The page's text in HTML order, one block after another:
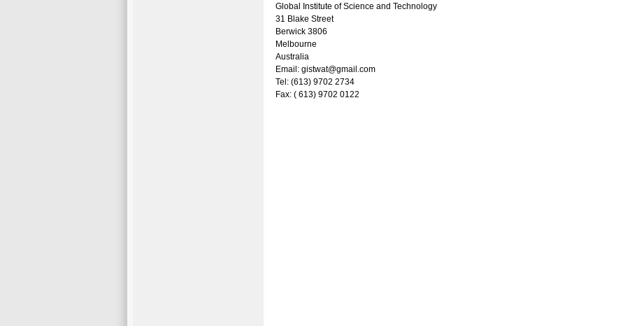
Global Institute of Science and Technology
31 Blake Street
Berwick 3806
Melbourne
Australia
Email: gistwat@gmail.com
Tel: (613) 9702 2734
Fax: ( 613) 9702 0122